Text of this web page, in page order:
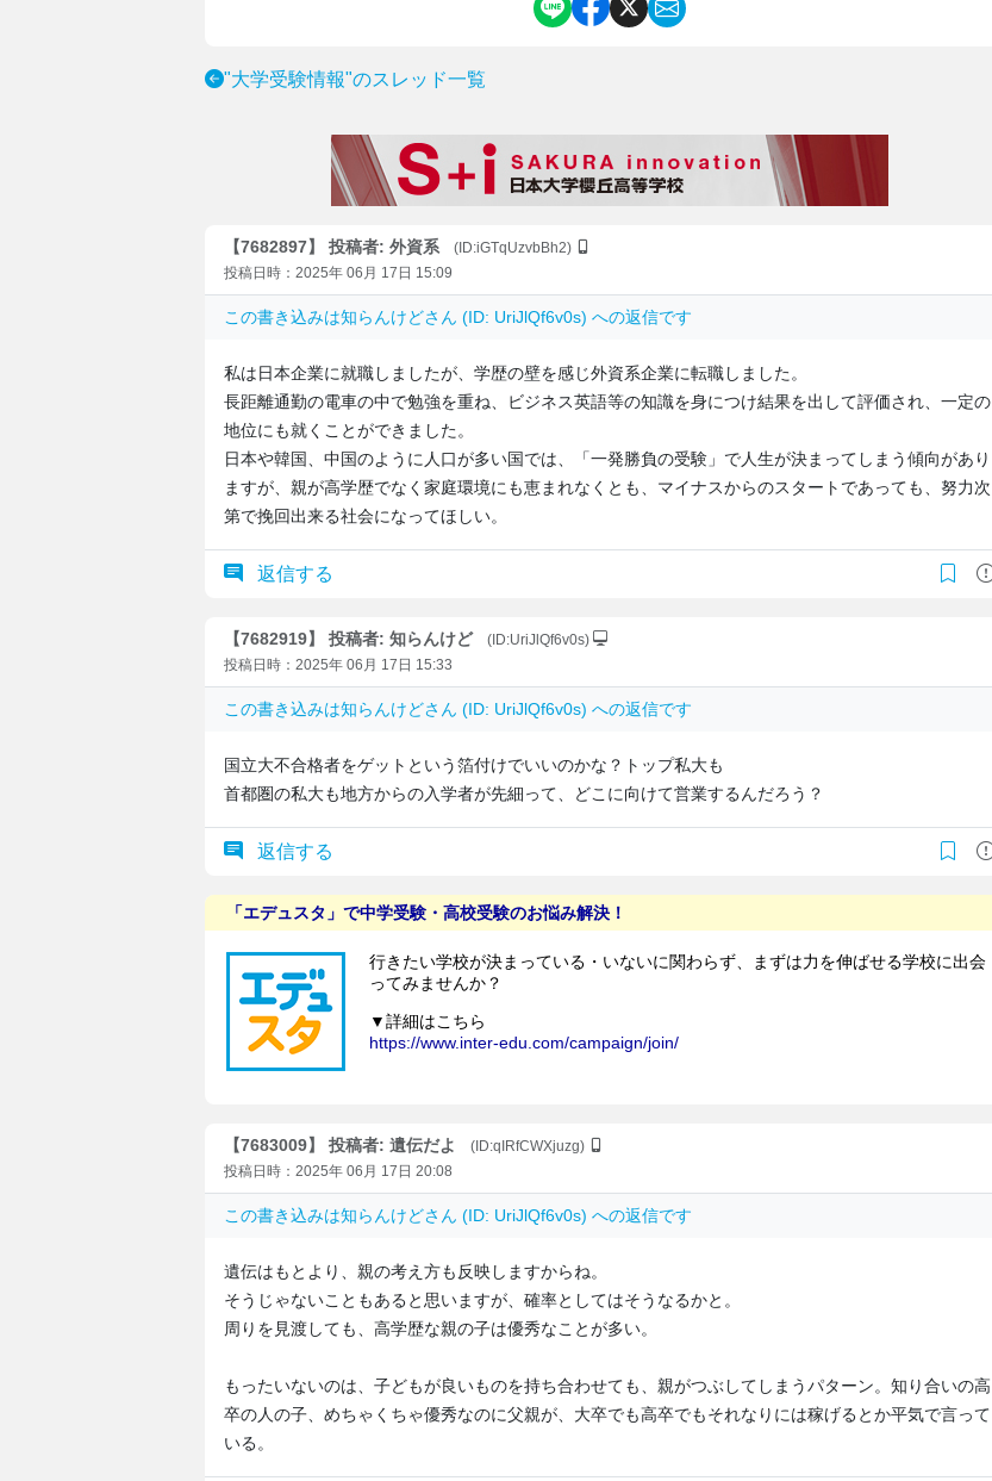
"大学受験情報"のスレッド一覧
【7682897】 投稿者: 外資系
(ID:iGTqUzvbBh2)
投稿日時：2025年 06月 17日 15:09
この書き込みは知らんけどさん (ID: UriJlQf6v0s) への返信です
私は日本企業に就職しましたが、学歴の壁を感じ外資系企業に転職しました。
長距離通勤の電車の中で勉強を重ね、ビジネス英語等の知識を身につけ結果を出して評価され、一定の
地位にも就くことができました。
日本や韓国、中国のように人口が多い国では、「一発勝負の受験」で人生が決まってしまう傾向があり
ますが、親が高学歴でなく家庭環境にも恵まれなくとも、マイナスからのスタートであっても、努力次
第で挽回出来る社会になってほしい。
返信する
【7682919】 投稿者: 知らんけど
(ID:UriJlQf6v0s)
投稿日時：2025年 06月 17日 15:33
この書き込みは知らんけどさん (ID: UriJlQf6v0s) への返信です
国立大不合格者をゲットという箔付けでいいのかな？トップ私大も
首都圏の私大も地方からの入学者が先細って、どこに向けて営業するんだろう？
返信する
【7683009】 投稿者: 遺伝だよ
(ID:qIRfCWXjuzg)
投稿日時：2025年 06月 17日 20:08
この書き込みは知らんけどさん (ID: UriJlQf6v0s) への返信です
遺伝はもとより、親の考え方も反映しますからね。
そうじゃないこともあると思いますが、確率としてはそうなるかと。
周りを見渡しても、高学歴な親の子は優秀なことが多い。
もったいないのは、子どもが良いものを持ち合わせても、親がつぶしてしまうパターン。知り合いの高
卒の人の子、めちゃくちゃ優秀なのに父親が、大卒でも高卒でもそれなりには稼げるとか平気で言って
いる。